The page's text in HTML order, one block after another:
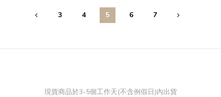
3 4 5 6 7
現貨商品於3-5個工作天(不含例假日)內出貨